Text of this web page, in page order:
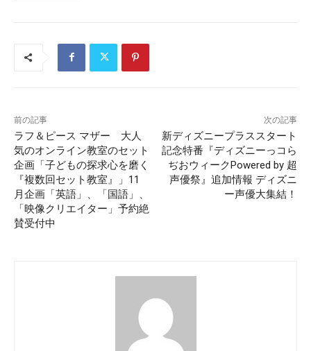
前の記事
ラフ＆ピース マザー 大人
気のオンライン教室のセット
企画「子どもの探求心を磨く
『複数回セット教室』」11
月企画「英語」、「国語」、
「映像クリエイター」予約絶
賛受付中
次の記事
新ディズニープラススタート
記念特番『ディズニーっコら
ぢおウィークPowered by 超
声優祭』追加情報 ディズニ
ー声優大集結！